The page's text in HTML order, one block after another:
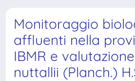
Monitoraggio
affluenti nella
IBMR e
nuttallii (Planch.)